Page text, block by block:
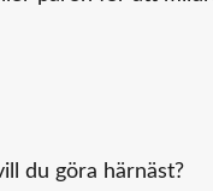
du göra härnäst?